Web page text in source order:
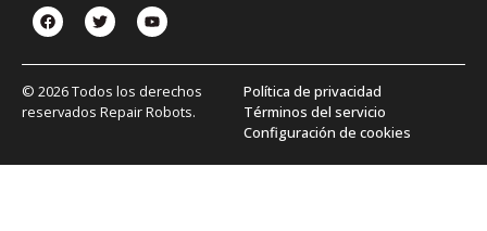
© 2026 Todos los derechos
reservados Repair Robots.
Política de privacidad
Términos del servicio
Configuración de cookies